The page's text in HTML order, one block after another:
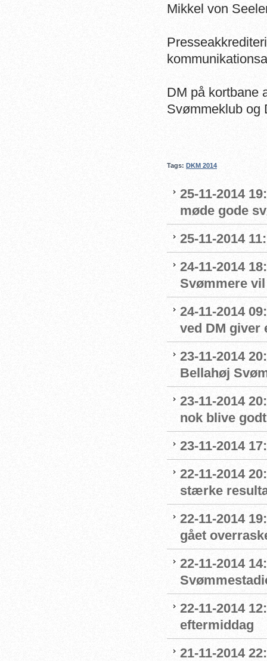
Mikkel von
DM på kortbane
Svømmeklub og
Tags: DKM 2014
25-11-2014
møde gode
25-11-2014
24-11-2014
Svømmere
24-11-2014
ved DM giver
23-11-2014
Bellahøj
23-11-2014
nok blive
23-11-2014
22-11-2014
stærke
22-11-2014
gået
22-11-2014
22-11-2014
eftermiddag
21-11-2014